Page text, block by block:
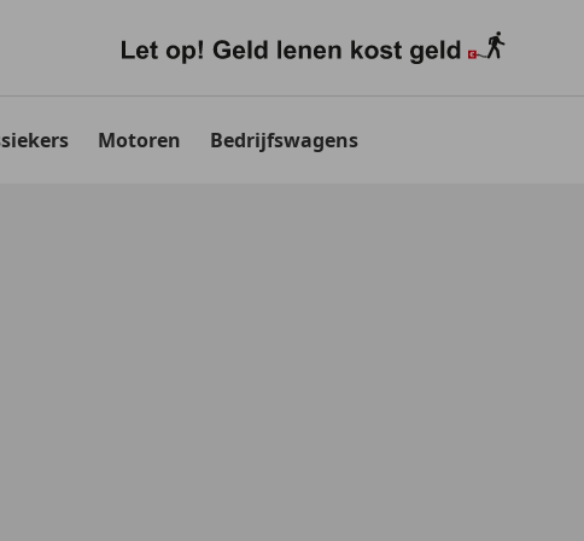
Motoren Bedrijfswagens